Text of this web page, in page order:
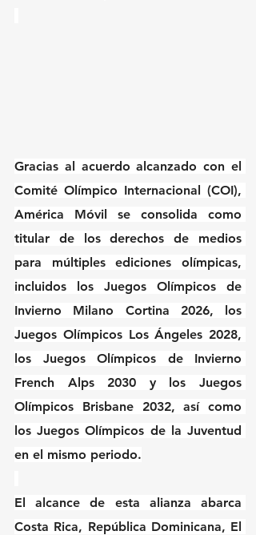
Gracias al acuerdo alcanzado con el
Comité Olímpico Internacional (COI),
América Móvil se consolida como
titular de los derechos de medios
para múltiples ediciones olímpicas,
incluidos los Juegos Olímpicos de
Invierno Milano Cortina 2026, los
Juegos Olímpicos Los Ángeles 2028,
los Juegos Olímpicos de Invierno
French Alps 2030 y los Juegos
Olímpicos Brisbane 2032, así como
los Juegos Olímpicos de la Juventud
en el mismo periodo.
El alcance de esta alianza abarca
Costa Rica, República Dominicana, El